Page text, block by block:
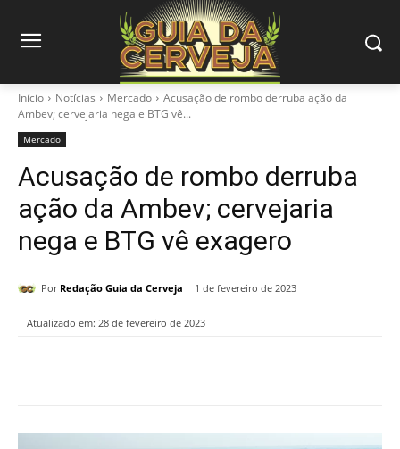
Início Notícias Mercado
Acusação de rombo derruba ação da
Ambev; cervejaria nega e BTG vê...
Mercado
Acusação de rombo derruba
ação da Ambev; cervejaria
nega e BTG vê exagero
Por Redação Guia da Cerveja 1 de fevereiro de 2023
Atualizado em: 28 de fevereiro de 2023